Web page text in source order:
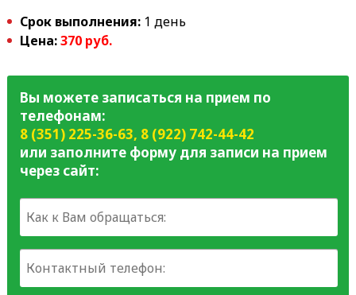
Срок выполнения:1 день
Цена:370 руб.
Вы можете записаться на прием по
телефонам:
8 (351) 225-36-63, 8 (922) 742-44-42
или заполните форму для записи на прием
через сайт: